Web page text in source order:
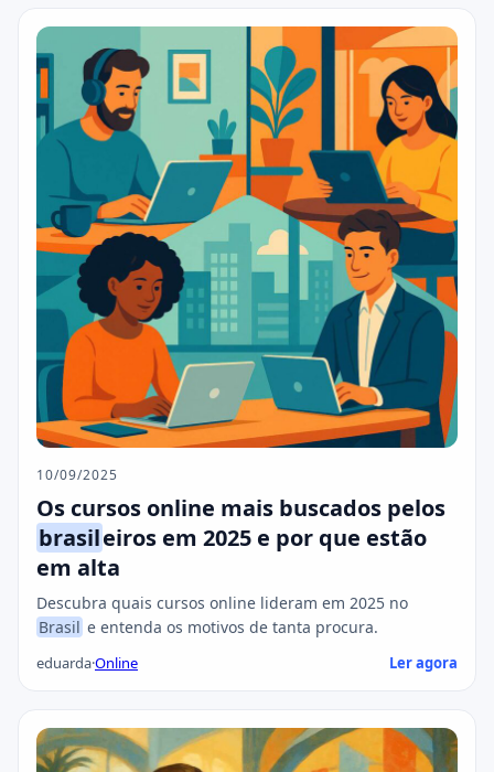
10/09/2025
Os cursos online mais buscados pelos
brasileiros em 2025 e por que estão
em alta
Descubra quais cursos online lideram em 2025 no
Brasil e entenda os motivos de tanta procura.
eduarda·Online Ler agora